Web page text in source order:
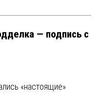
— подпись с
«настоящие»